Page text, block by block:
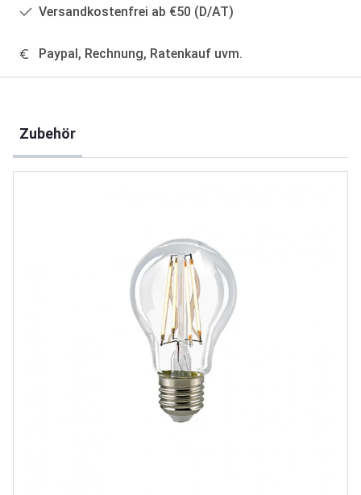
Versandkostenfrei ab €50 (D/AT)
Paypal, Rechnung, Ratenkauf uvm.
Zubehör